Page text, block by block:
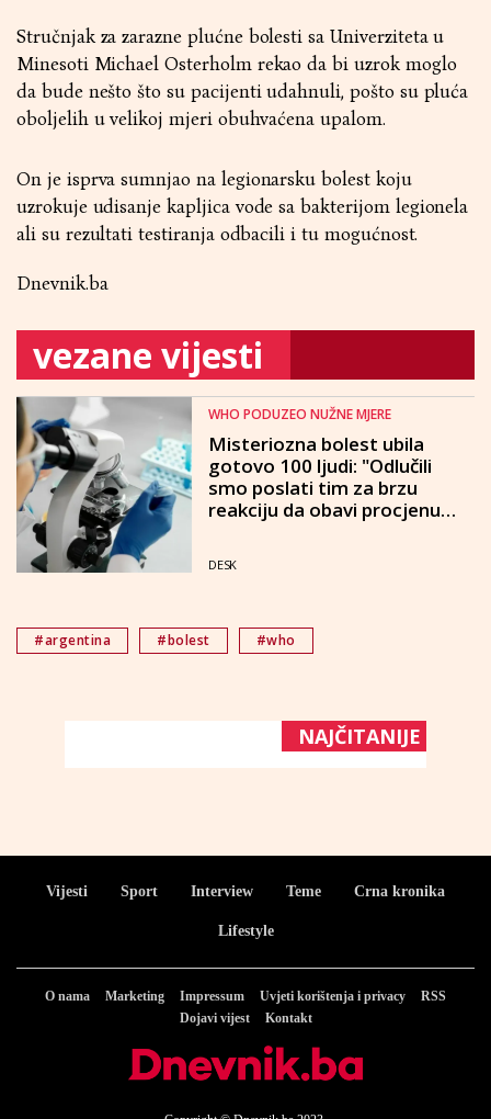
Stručnjak za zarazne plućne bolesti sa Univerziteta u
Minesoti Michael Osterholm rekao da bi uzrok moglo
da bude nešto što su pacijenti udahnuli, pošto su pluća
oboljelih u velikoj mjeri obuhvaćena upalom.
On je isprva sumnjao na legionarsku bolest koju
uzrokuje udisanje kapljica vode sa bakterijom legionela
ali su rezultati testiranja odbacili i tu mogućnost.
Dnevnik.ba
vezane vijesti
WHO PODUZEO NUŽNE MJERE
Misteriozna bolest ubila
gotovo 100 ljudi: "Odlučili
smo poslati tim za brzu
reakciju da obavi procjenu
DESK
#argentina #bolest #who
NAJČITANIJE
Vijesti Sport Interview Teme Crna kronika
Lifestyle
O nama Marketing Impressum Uvjeti korištenja i privacy
RSS
Dojavi vijest
Kontakt